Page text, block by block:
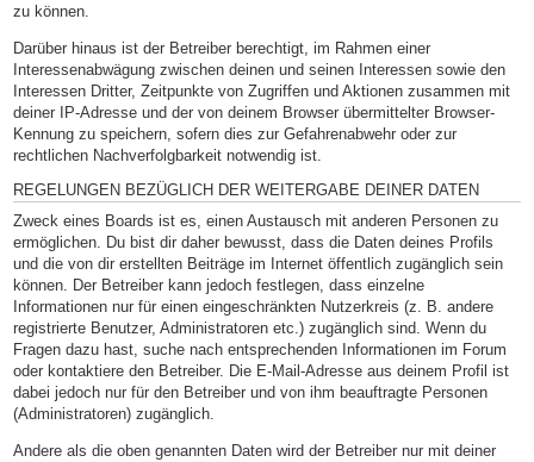
zu können.
Darüber hinaus ist der Betreiber berechtigt, im Rahmen einer
Interessenabwägung zwischen deinen und seinen Interessen sowie den
Interessen Dritter, Zeitpunkte von Zugriffen und Aktionen zusammen mit
deiner IP-Adresse und der von deinem Browser übermittelter Browser-
Kennung zu speichern, sofern dies zur Gefahrenabwehr oder zur
rechtlichen Nachverfolgbarkeit notwendig ist.
REGELUNGEN BEZÜGLICH DER WEITERGABE DEINER DATEN
Zweck eines Boards ist es, einen Austausch mit anderen Personen zu
ermöglichen. Du bist dir daher bewusst, dass die Daten deines Profils
und die von dir erstellten Beiträge im Internet öffentlich zugänglich sein
können. Der Betreiber kann jedoch festlegen, dass einzelne
Informationen nur für einen eingeschränkten Nutzerkreis (z. B. andere
registrierte Benutzer, Administratoren etc.) zugänglich sind. Wenn du
Fragen dazu hast, suche nach entsprechenden Informationen im Forum
oder kontaktiere den Betreiber. Die E-Mail-Adresse aus deinem Profil ist
dabei jedoch nur für den Betreiber und von ihm beauftragte Personen
(Administratoren) zugänglich.
Andere als die oben genannten Daten wird der Betreiber nur mit deiner